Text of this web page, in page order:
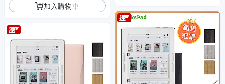
加入購物車